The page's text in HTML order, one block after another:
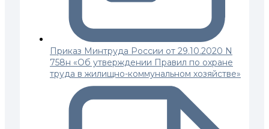
Приказ Минтруда России от 29.10.2020 N
758н «Об утверждении Правил по охране
труда в жилищно-коммунальном хозяйстве»